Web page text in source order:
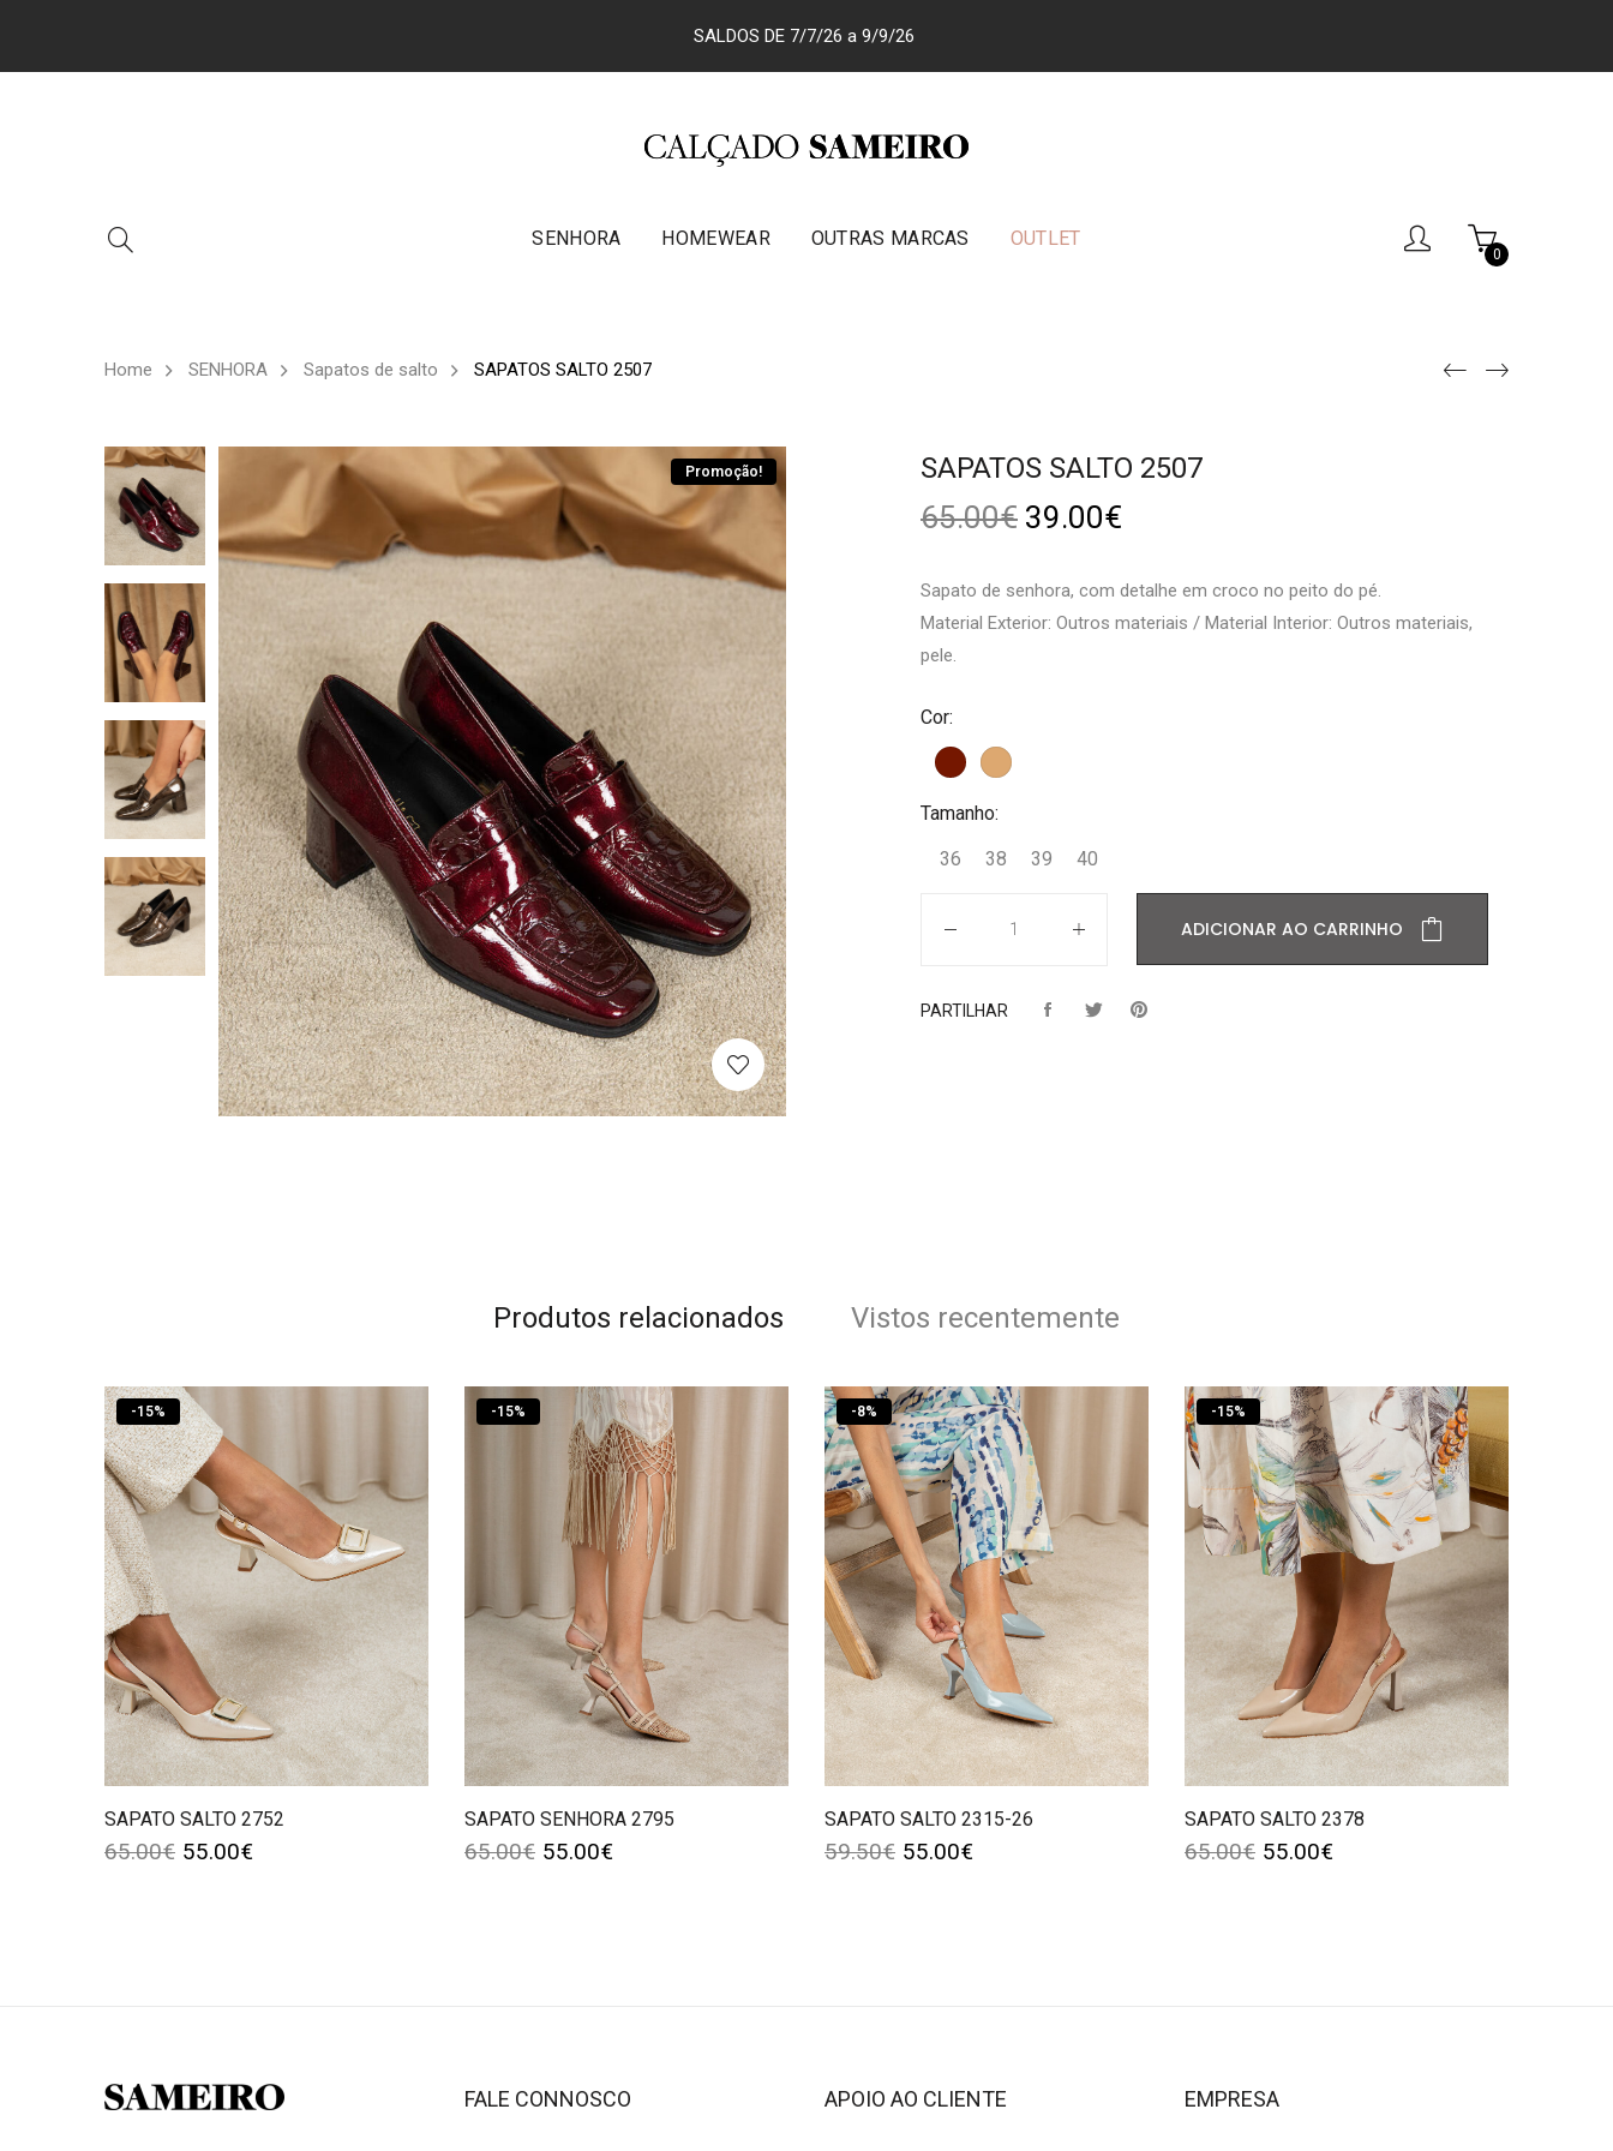
SALDOS DE 7/7/26 a 9/9/26
SENHORA HOMEWEAR OUTRAS MARCAS OUTLET
0
Home SENHORA Sapatos de salto SAPATOS SALTO 2507
Promoção! SAPATOS SALTO 2507
65.00€ 39.00€
Sapato de senhora, com detalhe em croco no peito do pé.
Material Exterior: Outros materiais / Material Interior: Outros materiais,
pele.
Cor:
Tamanho:
36
38 39 40
ADICIONAR AO CARRINHO
PARTILHAR
Produtos relacionados Vistos recentemente
-15%
SAPATO SALTO 2752
65.00€ 55.00€
-15%
SAPATO SENHORA 2795
65.00€ 55.00€
-8%
SAPATO SALTO 2315-26
59.50€ 55.00€
-15%
SAPATO SALTO 2378
65.00€ 55.00€
FALE CONNOSCO APOIO AO CLIENTE EMPRESA